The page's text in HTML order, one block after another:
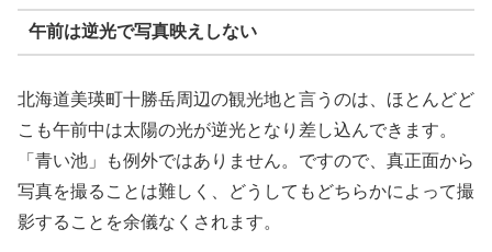
午前は逆光で写真映えしない
北海道美瑛町十勝岳周辺の観光地と言うのは、ほとんどど
こも午前中は太陽の光が逆光となり差し込んできます。
「青い池」も例外ではありません。ですので、真正面から
写真を撮ることは難しく、どうしてもどちらかによって撮
影することを余儀なくされます。